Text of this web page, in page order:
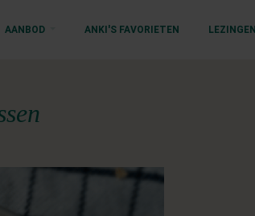
AANBOD ANKI'S FAVORIETEN LEZINGEN